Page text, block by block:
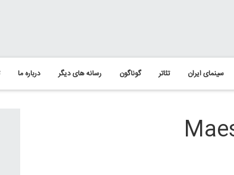
سینمای ایران تئاتر گوناگون رسانه های دیگر درباره ما